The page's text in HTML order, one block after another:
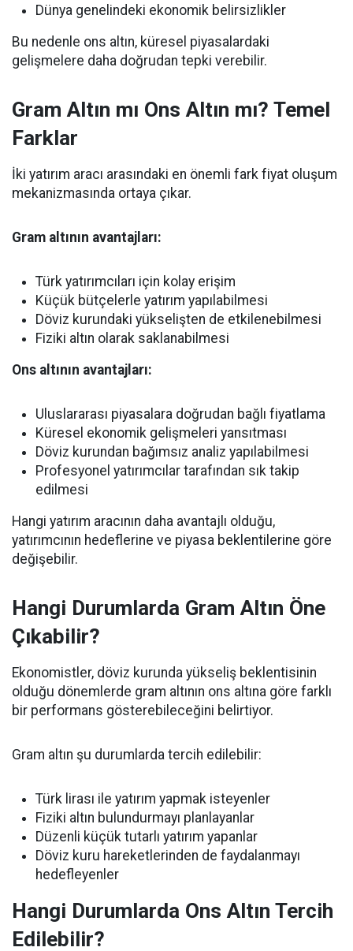
Dünya genelindeki ekonomik belirsizlikler
Bu nedenle ons altın, küresel piyasalardaki
gelişmelere daha doğrudan tepki verebilir.
Gram Altın mı Ons Altın mı? Temel
Farklar
İki yatırım aracı arasındaki en önemli fark fiyat oluşum
mekanizmasında ortaya çıkar.
Gram altının avantajları:
Türk yatırımcıları için kolay erişim
Küçük bütçelerle yatırım yapılabilmesi
Döviz kurundaki yükselişten de etkilenebilmesi
Fiziki altın olarak saklanabilmesi
Ons altının avantajları:
Uluslararası piyasalara doğrudan bağlı fiyatlama
Küresel ekonomik gelişmeleri yansıtması
Döviz kurundan bağımsız analiz yapılabilmesi
Profesyonel yatırımcılar tarafından sık takip
edilmesi
Hangi yatırım aracının daha avantajlı olduğu,
yatırımcının hedeflerine ve piyasa beklentilerine göre
değişebilir.
Hangi Durumlarda Gram Altın Öne
Çıkabilir?
Ekonomistler, döviz kurunda yükseliş beklentisinin
olduğu dönemlerde gram altının ons altına göre farklı
bir performans gösterebileceğini belirtiyor.
Gram altın şu durumlarda tercih edilebilir:
Türk lirası ile yatırım yapmak isteyenler
Fiziki altın bulundurmayı planlayanlar
Düzenli küçük tutarlı yatırım yapanlar
Döviz kuru hareketlerinden de faydalanmayı
hedefleyenler
Hangi Durumlarda Ons Altın Tercih
Edilebilir?